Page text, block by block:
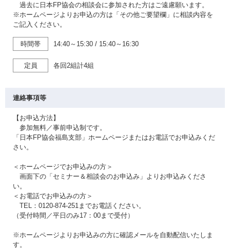
過去に日本FP協会の相談会に参加された方はご遠慮願います。
※ホームページよりお申込の方は「その他ご要望欄」に相談内容を
ご記入ください。
時間帯 14:40～15:30 / 15:40～16:30
定員 各回2組計4組
連絡事項等
【お申込方法】
参加無料／事前申込制です。
「日本FP協会福島支部」ホームページまたはお電話でお申込みくだ
さい。
＜ホームページでお申込みの方＞
画面下の「セミナー＆相談会のお申込み」よりお申込みくださ
い。
＜お電話でお申込みの方＞
TEL：0120-874-251までお電話ください。
（受付時間／平日のみ17：00まで受付）
※ホームページよりお申込みの方に確認メールを自動配信いたしま
す。